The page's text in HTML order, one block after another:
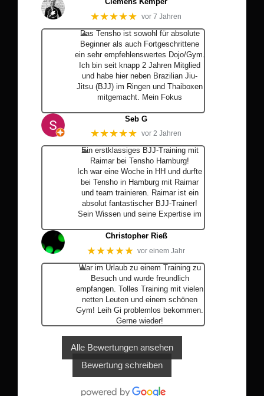
★★★★★ vor 7 Jahren
Das Tensho ist sowohl für absolute
Beginner als auch Fortgeschrittene
ein sehr empfehlenswertes Dojo/Gym.
Ich bin seit knapp 2 Jahren Mitglied
und habe hier neben Brazilian Jiu-
Jitsu (BJJ) im Ringen und Thaiboxen
mitgemacht. Mein Fokus
Seb G
★★★★★ vor 2 Jahren
Ein erstklassiges BJJ-Training mit
Raimar bei Tensho Hamburg!
Ich war eine Woche in HH und durfte
bei Tensho in Hamburg mit Raimar
und team trainieren. Raimar ist ein
absolut fantastischer BJJ-Trainer!
Sein Wissen und seine Expertise im
Christopher Rieß
★★★★★ vor einem Jahr
War im Urlaub zu einem Training zu
Besuch und wurde freundlich
empfangen. Tolles Training mit vielen
netten Leuten und einem schönen
Gym! Leih Gi problemlos bekommen.
Gerne wieder!
Alle Bewertungen ansehen
Bewertung schreiben